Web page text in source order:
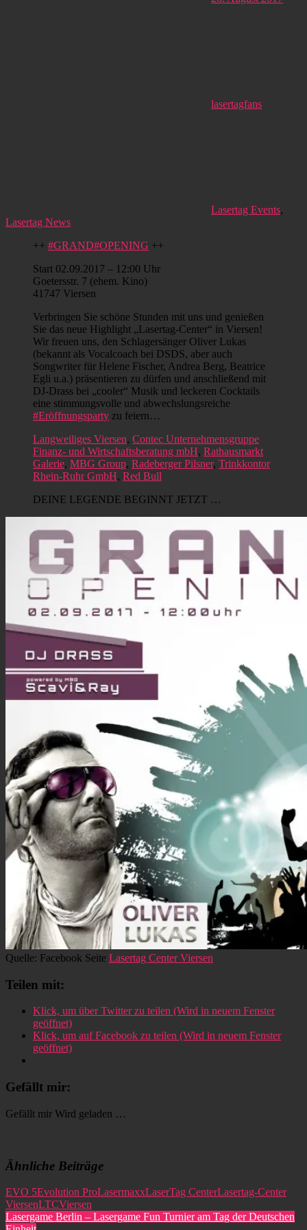
lasertagfans
Lasertag Events,
Lasertag News
++ #GRAND#OPENING ++
Start 02.09.2017 – 12:00 Uhr
Goetersstr. 7 (ehem. Kino)
41747 Viersen
Verbringen Sie schöne Stunden mit uns und genießen
Sie das neue Highlight „Lasertag-Center“ in Viersen!
Wir freuen uns, den Schlagersänger Oliver Lukas
(bekannt als Vocalcoach bei DSDS, aber auch
Songwriter für Helene Fischer, Andrea Berg, Beatrice
Egli u.a.) präsentieren zu dürfen und anschließend mit
DJ-Drass bei „cooler“ Musik und leckeren Cocktails
eine stimmungsvolle und abwechslungsreiche
#Eröffnungsparty zu feiern…
Langweiliges Viersen, Contec Unternehmensgruppe
Finanz- und Wirtschaftsberatung mbH, Rathausmarkt
Galerie, MBG Group, Radeberger Pilsner, Trinkkontor
Rhein-Ruhr GmbH, Red Bull
DEINE LEGENDE BEGINNT JETZT …
Quelle: Facebook Seite Lasertag Center Viersen
Teilen mit:
Klick, um über Twitter zu teilen (Wird in neuem Fenster
geöffnet)
Klick, um auf Facebook zu teilen (Wird in neuem Fenster
geöffnet)
Gefällt mir:
Gefällt mir Wird geladen …
Ähnliche Beiträge
EVO 5Evolution ProLasermaxxLaserTag CenterLasertag-Center
ViersenLTCViersen
Beitragsnavigation
Vorheriger
Lasergame Berlin – Lasergame Fun Turnier am Tag der Deutschen